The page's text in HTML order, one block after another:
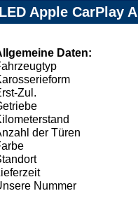
Apple CarPlay A
Daten:
Zul.
der Türen
Nummer